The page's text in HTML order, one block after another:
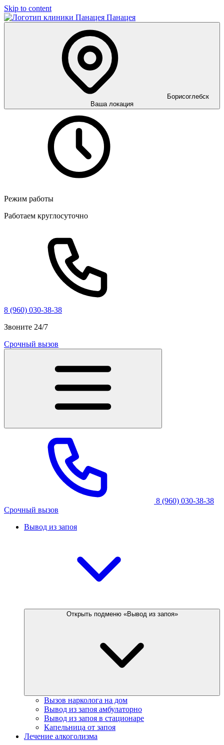
Skip to content
Панацея
Борисоглебск
Ваша локация
Режим работы
Работаем круглосуточно
8 (960) 030-38-38
Звоните 24/7
Срочный вызов
8 (960) 030-38-38
Срочный вызов
Вывод из запоя
Открыть подменю «Вывод из запоя»
Вызов нарколога на дом
Вывод из запоя амбулаторно
Вывод из запоя в стационаре
Капельница от запоя
Лечение алкоголизма